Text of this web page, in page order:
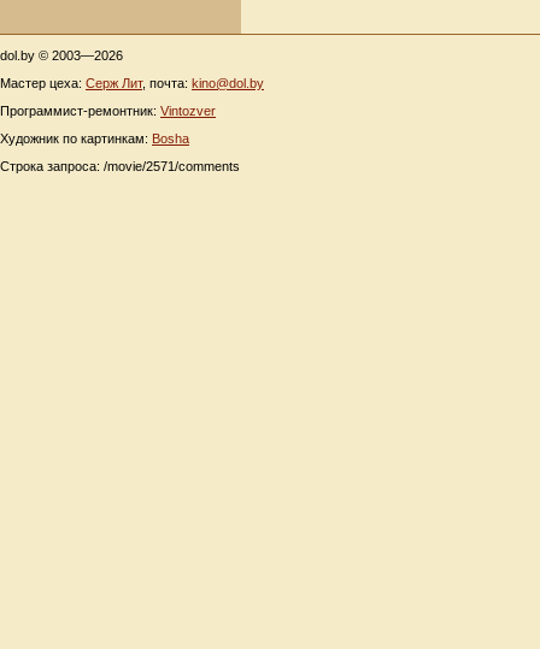
dol.by © 2003—2026
Мастер цеха: Серж Лит, почта: kino@dol.by
Программист-ремонтник: Vintozver
Художник по картинкам: Bosha
Строка запроса: /movie/2571/comments